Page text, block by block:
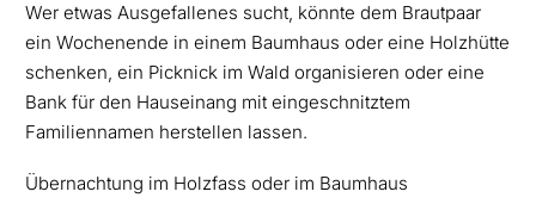
Wer etwas Ausgefallenes sucht, könnte dem Brautpaar
ein Wochenende in einem Baumhaus oder eine Holzhütte
schenken, ein Picknick im Wald organisieren oder eine
Bank für den Hauseinang mit eingeschnitztem
Familiennamen herstellen lassen.
Übernachtung im Holzfass oder im Baumhaus